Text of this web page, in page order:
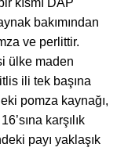
kısmı DAP
bakımından
ve perlittir.
ülke maden
ili tek başına
pomza kaynağı,
karşılık
payı yaklaşık